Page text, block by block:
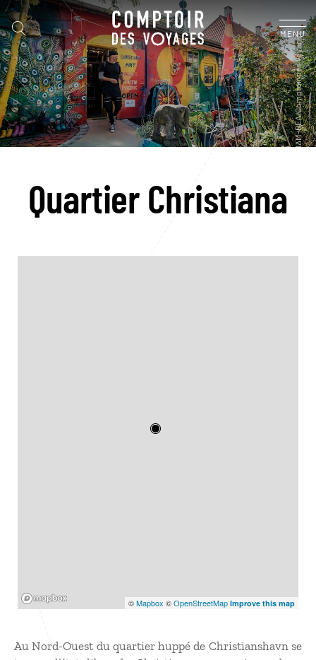
MENU
Quartier Christiana
©Mapbox ©OpenStreetMap Improve this map
Au Nord-Ouest du quartier huppé de Christianshavn se